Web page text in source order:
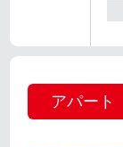
アパート